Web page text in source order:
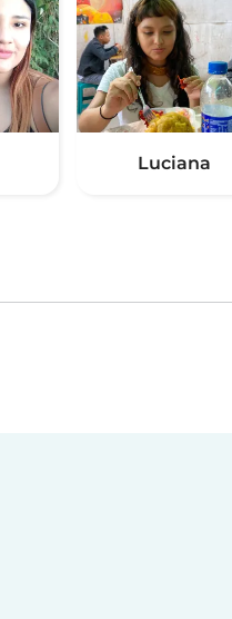
Luciana